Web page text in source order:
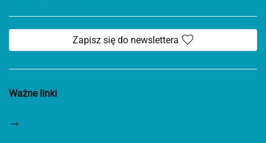
Zapisz się do newslettera
Ważne linki